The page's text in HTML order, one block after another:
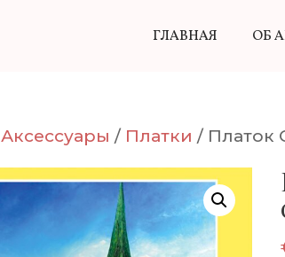
ГЛАВНАЯ ОБ
Аксессуары / Платки / Платок